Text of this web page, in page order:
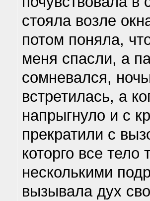
стояла возле
потом поняла,
меня спасли, а
сомневался,
встретилась, а
напрыгнуло и с
прекратили с
которго все
несколькими
вызывала дух